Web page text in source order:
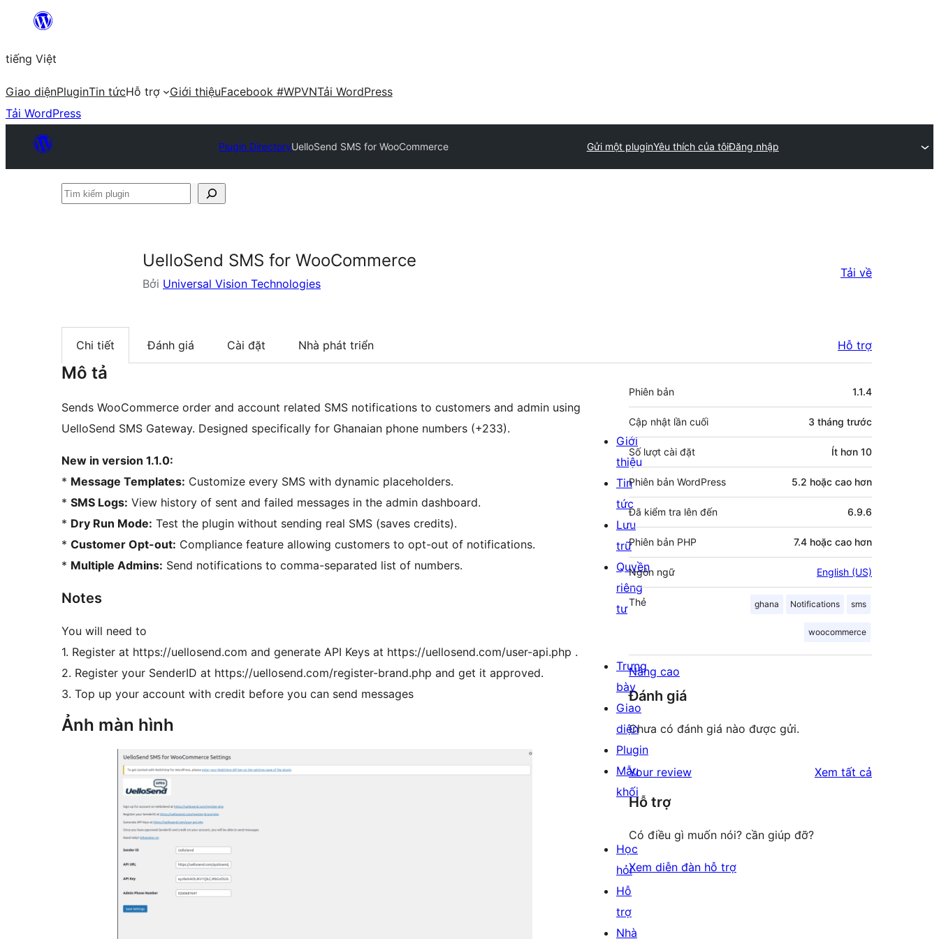
Chuyển
phần
nội
dung
tiếng Việt
Giao diệnPluginTin tứcHỗ trợ Giới thiệuFacebook #WPVNTải WordPress
Tải WordPress
Plugin DirectoryUelloSend SMS for WooCommerce Gửi một pluginYêu thích của tôiĐăng nhập
Tìm
UelloSend SMS for WooCommerce
Bởi Universal Vision Technologies
Tải về
Chi tiết Đánh giá Cài đặt Nhà phát triển Hỗ trợ
Mô tả
Sends WooCommerce order and account related SMS notifications to customers and admin using
UelloSend SMS Gateway. Designed specifically for Ghanaian phone numbers (+233).
New in version 1.1.0:
* Message Templates: Customize every SMS with dynamic placeholders.
* SMS Logs: View history of sent and failed messages in the admin dashboard.
* Dry Run Mode: Test the plugin without sending real SMS (saves credits).
* Customer Opt-out: Compliance feature allowing customers to opt-out of notifications.
* Multiple Admins: Send notifications to comma-separated list of numbers.
Notes
You will need to
1. Register at https://uellosend.com and generate API Keys at https://uellosend.com/user-api.php .
2. Register your SenderID at https://uellosend.com/register-brand.php and get it approved.
3. Top up your account with credit before you can send messages
Ảnh màn hình
Meta
Phiên bản 1.1.4
Cập nhật lần cuối 3 tháng trước
Số lượt cài đặt Ít hơn 10
Phiên bản WordPress 5.2 hoặc cao hơn
Đã kiểm tra lên đến 6.9.6
Phiên bản PHP 7.4 hoặc cao hơn
Ngôn ngữ English (US)
Thẻ ghana Notifications sms
woocommerce
Nâng cao
Đánh giá
Chưa có đánh giá nào được gửi.
Your review Xem tất cả
Hỗ trợ
Có điều gì muốn nói? cần giúp đỡ?
Xem diễn đàn hỗ trợ
Giới
thiệu
Tin
tức
Lưu
trữ
Quyền
riêng
tư
Trưng
bày
Giao
diện
Plugin
Mẫu
khối
Học
hỏi
Hỗ
trợ
Nhà